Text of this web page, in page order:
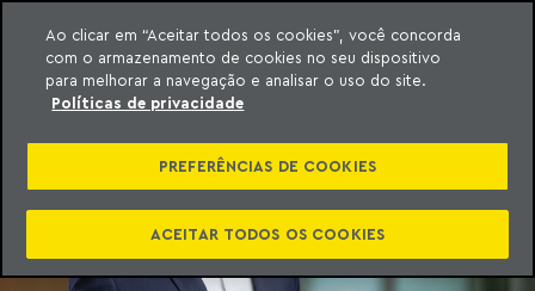
o conteúdo
Meyer
Ao clicar em “Aceitar todos os cookies”, você concorda
com o armazenamento de cookies no seu dispositivo
para melhorar a navegação e analisar o uso do site.
Políticas de privacidade
PREFERÊNCIAS DE COOKIES
ACEITAR TODOS OS COOKIES